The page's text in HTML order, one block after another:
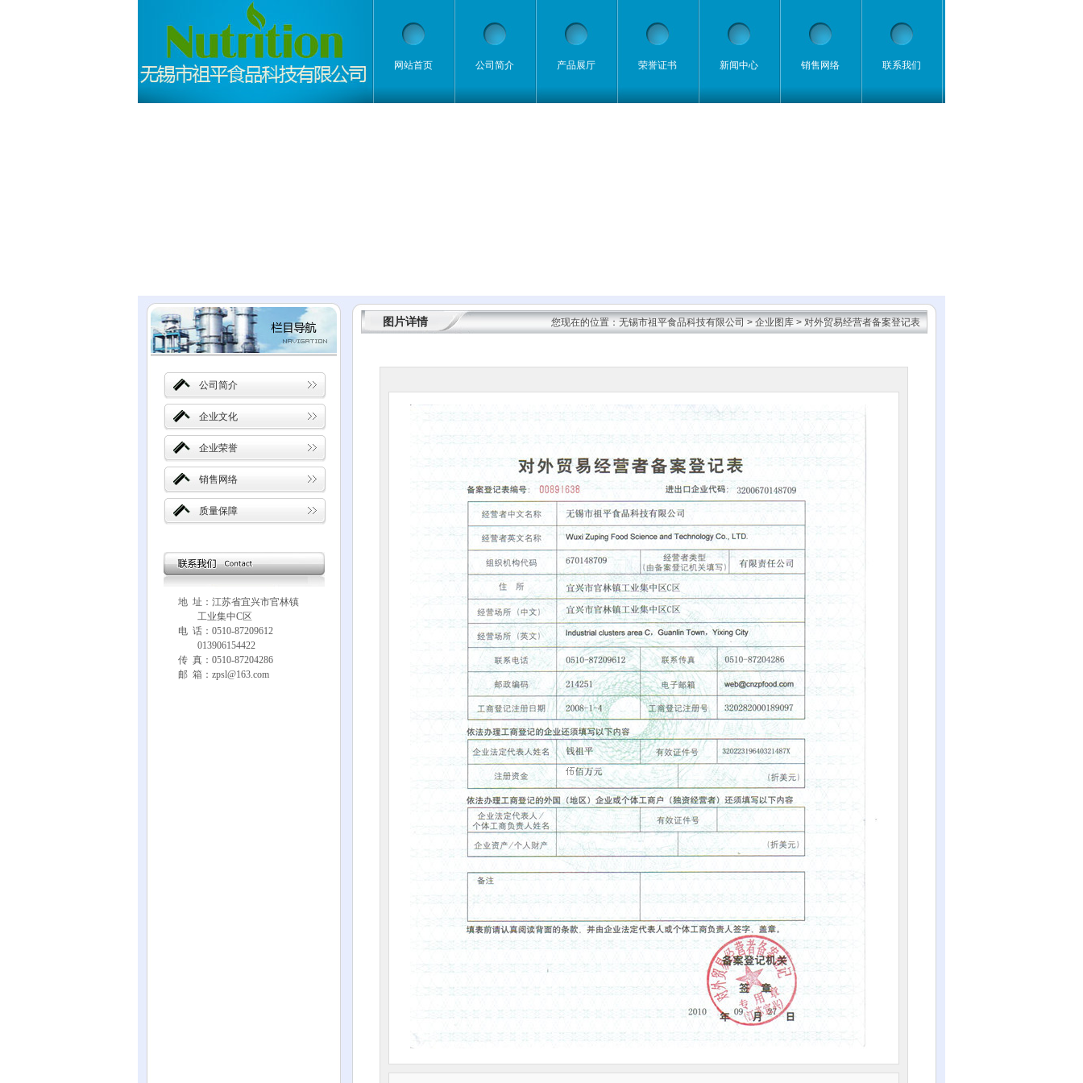
网站首页 公司简介 产品展厅 荣誉证书 新闻中心 销售网络 联系我们
公司简介
企业文化
企业荣誉
销售网络
质量保障
地 址：江苏省宜兴市官林镇
工业集中C区
电 话：0510-87209612
013906154422
传 真：0510-87204286
邮 箱：zpsl@163.com
图片详情 您现在的位置： 无锡市祖平食品科技有限公司 > 企业图库 > 对外贸易经营者备案登记表